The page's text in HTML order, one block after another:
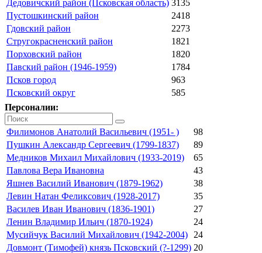
Дедовичский район (Псковская область) 3135
Пустошкинский район
2418
Гдовский район
2273
Стругокрасненский район
1821
Порховский район
1820
Павский район (1946-1959)
1784
Псков город
963
Псковский округ
585
Персоналии:
Филимонов Анатолий Васильевич (1951- )
98
Пушкин Александр Сергеевич (1799-1837)
89
Медников Михаил Михайлович (1933-2019)
65
Павлова Вера Ивановна
43
Яшнев Василий Иванович (1879-1962)
38
Левин Натан Феликсович (1928-2017)
35
Василев Иван Иванович (1836-1901)
27
Ленин Владимир Ильич (1870-1924)
24
Мусийчук Василий Михайлович (1942-2004)
24
Довмонт (Тимофей) князь Псковский (?-1299) 20